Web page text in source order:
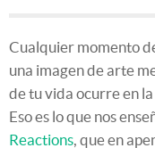
Cualquier momento
una imagen de arte
de tu vida ocurre en
Eso es lo que nos
Reactions, que en